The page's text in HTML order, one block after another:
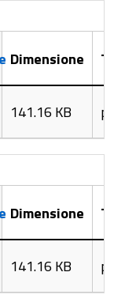
Dimensione
141.16 KB
Dimensione
141.16 KB